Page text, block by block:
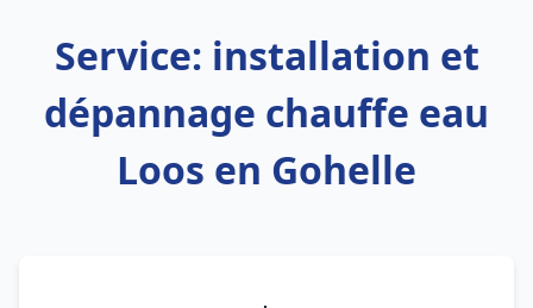
Service: installation et
dépannage chauffe eau
Loos en Gohelle